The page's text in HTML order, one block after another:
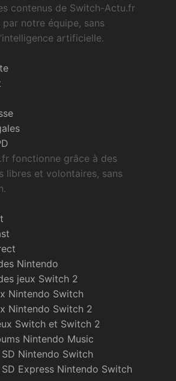
contenus de Switch-Actu.fr
notre équipe, sans
artificielle.
fonctionne grâce à des
libres et volontaires, sans
Nintendo
jeux Switch 2
Nintendo Switch
Nintendo Switch 2
Switch et Switch 2
Nintendo Music
Nintendo Switch
Express Nintendo Switch